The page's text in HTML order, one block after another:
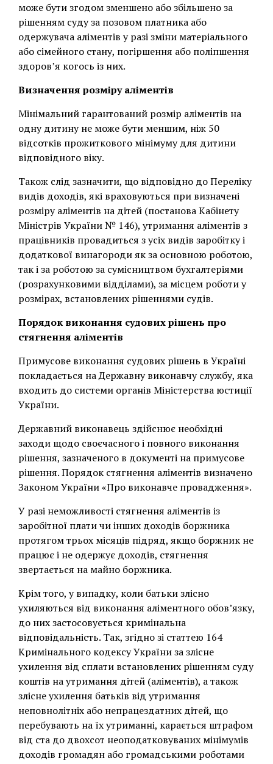
може бути згодом зменшено або збільшено за
рішенням суду за позовом платника або
одержувача аліментів у разі зміни матеріального
або сімейного стану, погіршення або поліпшення
здоров’я когось із них.
Визначення розміру аліментів
Мінімальний гарантований розмір аліментів на
одну дитину не може бути меншим, ніж 50
відсотків прожиткового мінімуму для дитини
відповідного віку.
Також слід зазначити, що відповідно до Переліку
видів доходів, які враховуються при визначені
розміру аліментів на дітей (постанова Кабінету
Міністрів України № 146), утримання аліментів з
працівників провадиться з усіх видів заробітку і
додаткової винагороди як за основною роботою,
так і за роботою за сумісництвом бухгалтеріями
(розрахунковими відділами), за місцем роботи у
розмірах, встановлених рішеннями судів.
Порядок виконання судових рішень про
стягнення аліментів
Примусове виконання судових рішень в Україні
покладається на Державну виконавчу службу, яка
входить до системи органів Міністерства юстиції
України.
Державний виконавець здійснює необхідні
заходи щодо своєчасного і повного виконання
рішення, зазначеного в документі на примусове
рішення. Порядок стягнення аліментів визначено
Законом України «Про виконавче провадження».
У разі неможливості стягнення аліментів із
заробітної плати чи інших доходів боржника
протягом трьох місяців підряд, якщо боржник не
працює і не одержує доходів, стягнення
звертається на майно боржника.
Крім того, у випадку, коли батьки злісно
ухиляються від виконання аліментного обов’язку,
до них застосовується кримінальна
відповідальність. Так, згідно зі статтею 164
Кримінального кодексу України за злісне
ухилення від сплати встановлених рішенням суду
коштів на утримання дітей (аліментів), а також
злісне ухилення батьків від утримання
неповнолітніх або непрацездатних дітей, що
перебувають на їх утриманні, карається штрафом
від ста до двохсот неоподатковуваних мінімумів
доходів громадян або громадськими роботами